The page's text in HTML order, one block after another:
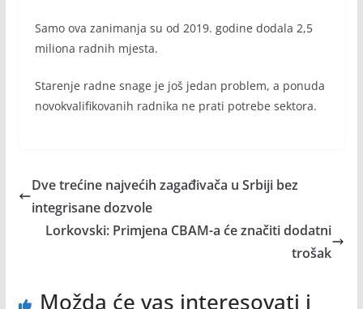
Samo ova zanimanja su od 2019. godine dodala 2,5
miliona radnih mjesta.
Starenje radne snage je još jedan problem, a ponuda
novokvalifikovanih radnika ne prati potrebe sektora.
Dve trećine najvećih zagađivača u Srbiji bez
integrisane dozvole
Lorkovski: Primjena CBAM-a će značiti dodatni
trošak
Možda će vas interesovati i